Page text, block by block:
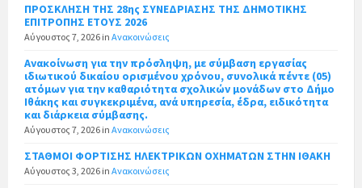
ΠΡΟΣΚΛΗΣΗ ΤΗΣ 28ης ΣΥΝΕΔΡΙΑΣΗΣ ΤΗΣ ΔΗΜΟΤΙΚΗΣ
ΕΠΙΤΡΟΠΗΣ ΕΤΟΥΣ 2026
Αύγουστος 7, 2026 in Ανακοινώσεις
Ανακοίνωση για την πρόσληψη, με σύμβαση εργασίας
ιδιωτικού δικαίου ορισμένου χρόνου, συνολικά πέντε (05)
ατόμων για την καθαριότητα σχολικών μονάδων στο Δήμο
Ιθάκης και συγκεκριμένα, ανά υπηρεσία, έδρα, ειδικότητα
και διάρκεια σύμβασης.
Αύγουστος 7, 2026 in Ανακοινώσεις
ΣΤΑΘΜΟΙ ΦΟΡΤΙΣΗΣ ΗΛΕΚΤΡΙΚΩΝ ΟΧΗΜΑΤΩΝ ΣΤΗΝ ΙΘΑΚΗ
Αύγουστος 3, 2026 in Ανακοινώσεις